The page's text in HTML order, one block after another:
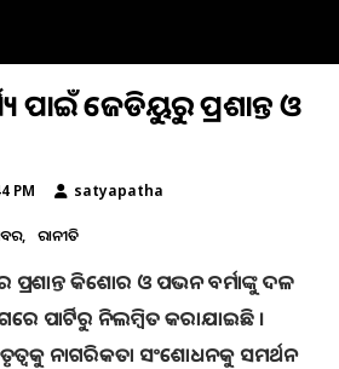
ପାଇଁ ଜେଡିୟୁରୁ ପ୍ରଶାନ୍ତ ଓ
PM satyapatha
ରାଜନୀତି
ପ୍ରଶାନ୍ତ କିଶୋର ଓ ପଭନ ବର୍ମାଙ୍କୁ ଦଳ
ପାର୍ଟିରୁ ନିଲମ୍ବିତ କରାଯାଇଛି ।
ନାଗରିକତା ସଂଶୋଧନକୁ ସମର୍ଥନ